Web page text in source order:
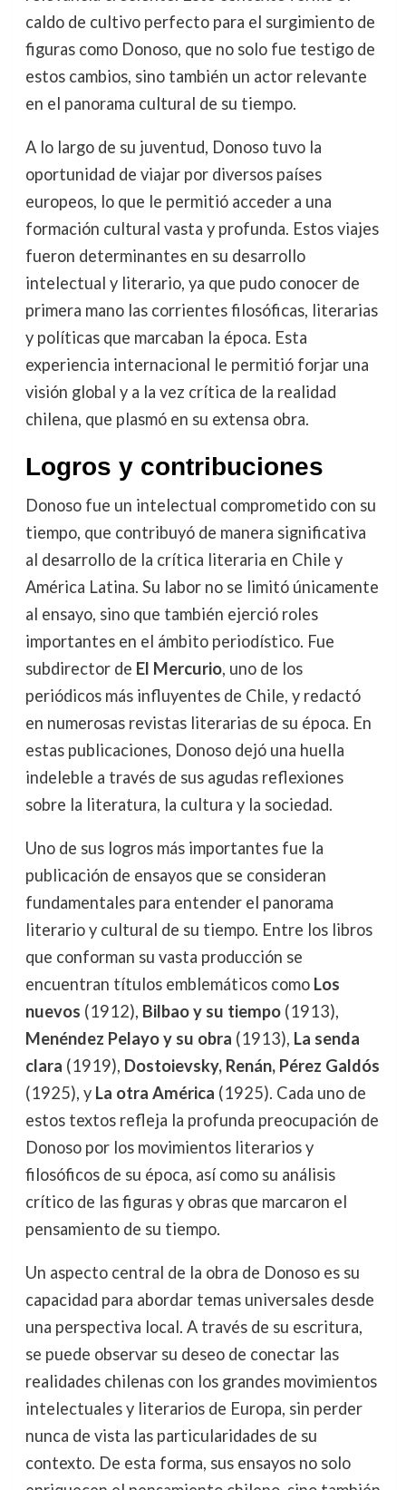
caldo de cultivo perfecto para el surgimiento de
figuras como Donoso, que no solo fue testigo de
estos cambios, sino también un actor relevante
en el panorama cultural de su tiempo.
A lo largo de su juventud, Donoso tuvo la
oportunidad de viajar por diversos países
europeos, lo que le permitió acceder a una
formación cultural vasta y profunda. Estos viajes
fueron determinantes en su desarrollo
intelectual y literario, ya que pudo conocer de
primera mano las corrientes filosóficas, literarias
y políticas que marcaban la época. Esta
experiencia internacional le permitió forjar una
visión global y a la vez crítica de la realidad
chilena, que plasmó en su extensa obra.
Logros y contribuciones
Donoso fue un intelectual comprometido con su
tiempo, que contribuyó de manera significativa
al desarrollo de la crítica literaria en Chile y
América Latina. Su labor no se limitó únicamente
al ensayo, sino que también ejerció roles
importantes en el ámbito periodístico. Fue
subdirector de El Mercurio, uno de los
periódicos más influyentes de Chile, y redactó
en numerosas revistas literarias de su época. En
estas publicaciones, Donoso dejó una huella
indeleble a través de sus agudas reflexiones
sobre la literatura, la cultura y la sociedad.
Uno de sus logros más importantes fue la
publicación de ensayos que se consideran
fundamentales para entender el panorama
literario y cultural de su tiempo. Entre los libros
que conforman su vasta producción se
encuentran títulos emblemáticos como Los
nuevos (1912), Bilbao y su tiempo(1913),
Menéndez Pelayo y su obra (1913), La senda
clara (1919), Dostoievsky, Renán, Pérez Galdós
(1925), y La otra América (1925). Cada uno de
estos textos refleja la profunda preocupación de
Donoso por los movimientos literarios y
filosóficos de su época, así como su análisis
crítico de las figuras y obras que marcaron el
pensamiento de su tiempo.
Un aspecto central de la obra de Donoso es su
capacidad para abordar temas universales desde
una perspectiva local. A través de su escritura,
se puede observar su deseo de conectar las
realidades chilenas con los grandes movimientos
intelectuales y literarios de Europa, sin perder
nunca de vista las particularidades de su
contexto. De esta forma, sus ensayos no solo